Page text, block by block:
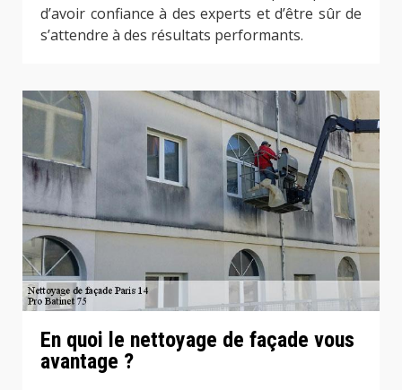
d’avoir confiance à des experts et d’être sûr de
s’attendre à des résultats performants.
En quoi le nettoyage de façade vous
avantage ?